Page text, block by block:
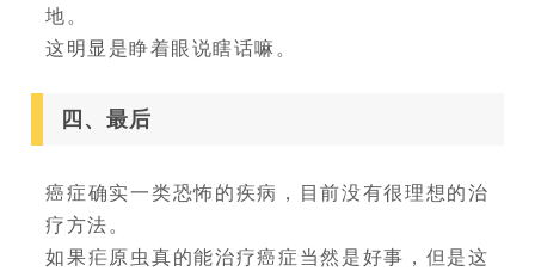
地。
这明显是睁着眼说瞎话嘛。
四、最后
癌症确实一类恐怖的疾病，目前没有很理想的治
疗方法。
如果疟原虫真的能治疗癌症当然是好事，但是这